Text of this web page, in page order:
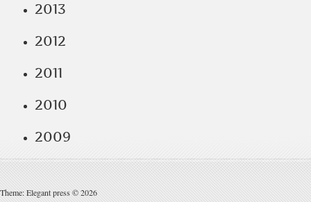
2013
2012
2011
2010
2009
Theme: Elegant press © 2026